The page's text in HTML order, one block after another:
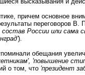
причем основное
переговоров В.
России или сама
).
обещания
'повышение
о том, что 'президент